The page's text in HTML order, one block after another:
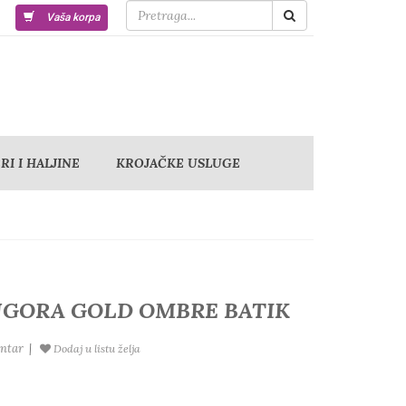
Vaša korpa
I HALJINE KROJAČKE USLUGE
GOLD OMBRE BATIK
| Dodaj u listu želja